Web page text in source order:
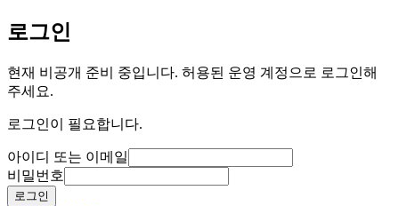
로그인
현재 비공개 준비 중입니다. 허용된 운영 계정으로 로그인해
주세요.
로그인이 필요합니다.
아이디 또는 이메일
비밀번호
로그인